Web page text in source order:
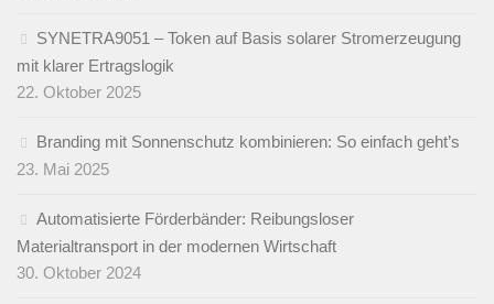
SYNETRA9051 – Token auf Basis solarer Stromerzeugung
mit klarer Ertragslogik
22. Oktober 2025
Branding mit Sonnenschutz kombinieren: So einfach geht’s
23. Mai 2025
Automatisierte Förderbänder: Reibungsloser
Materialtransport in der modernen Wirtschaft
30. Oktober 2024